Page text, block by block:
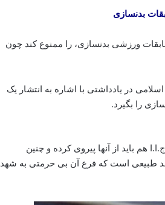
بدنسازی
ورزشی بدنسازی، را ممنوع کند چون
در یادداشتی با اشاره به انتشار یک
را بگیرد.
هم باید از آنها پیروی کرده و چنین
طبیعی است که فرع آن بی حرمتی به شهدا